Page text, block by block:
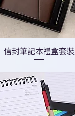
信封筆記本禮盒套裝